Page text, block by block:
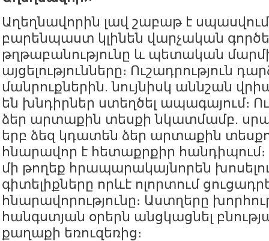
Աղեղնավորին լավ շաբաթ է
բարենպաստ կլինեն վարչական
թղթաբանությունը և պետական
այցելությունները։ Ուշադրություն
մանրուքներին. նույնիսկ աննշան
են խնդիրներ ստեղծել ապագայում։
ձեր արտաքին տեսքի նկատմամբ.
երբ ձեզ կդատեն ձեր արտաքին
հնարավոր է հետաքրքիր
մի թողեք հրապարակայնորեն
գիտելիքները որևէ ոլորտում
հնարավորությունը։ Աստղերը
հանգստյան օրերն անցկացնել
քաղաքի եռուզեռից։